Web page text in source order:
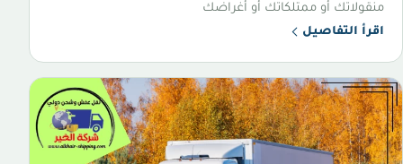
منقولاتك أو ممتلكاتك أو أغراضك
اقرأ التفاصيل